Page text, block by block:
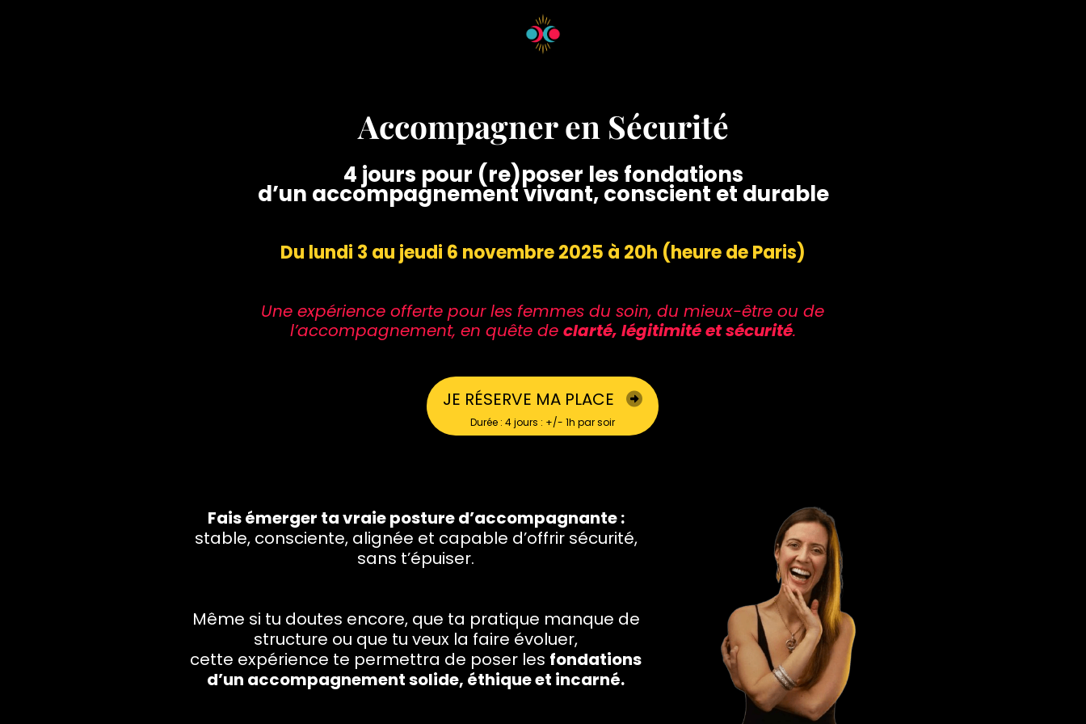
Accompagner en Sécurité
4 jours pour (re)poser les fondations
d’un accompagnement vivant, conscient et durable
Du lundi 3 au jeudi 6 novembre 2025 à 20h (heure de Paris)
Une expérience offerte pour les femmes du soin, du mieux-être ou de
l’accompagnement, en quête de clarté, légitimité et sécurité.
JE RÉSERVE MA PLACE
Durée : 4 jours : +/- 1h par soir
Fais émerger ta vraie posture d’accompagnante :
stable, consciente, alignée et capable d’offrir sécurité,
sans t’épuiser.
Même si tu doutes encore, que ta pratique manque de
structure ou que tu veux la faire évoluer,
cette expérience te permettra de poser les fondations
d’un accompagnement solide, éthique et incarné.